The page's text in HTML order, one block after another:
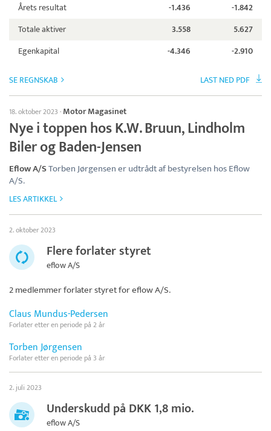
Årets resultat
-1.436
-1.842
Totale aktiver
3.558
5.627
Egenkapital
-4.346 -2.910
SE REGNSKAB LAST NED PDF
18. oktober 2023 · Motor Magasinet
Nye i toppen hos K.W. Bruun, Lindholm
Biler og Baden-Jensen
Eflow A/STorben Jørgensen er udtrådt af bestyrelsen hos Eflow
A/S.
LES ARTIKKEL
2. oktober 2023
Flere forlater styret
eflow A/S
2 medlemmer forlater styret foreflow A/S.
Claus Mundus-Pedersen
Forlater etter en periode på 2 år
Torben Jørgensen
Forlater etter en periode på 3 år
2. juli 2023
Underskudd på DKK 1,8 mio.
eflow A/S